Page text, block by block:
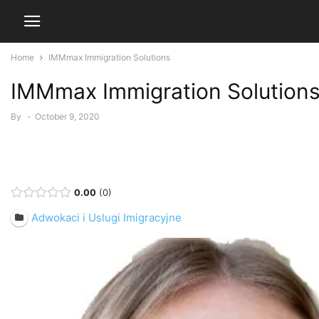
Home IMMmax Immigration Solutions
IMMmax Immigration
By - October 9, 2020
0.00 0
Adwokaci i Uslugi Imigracyjne